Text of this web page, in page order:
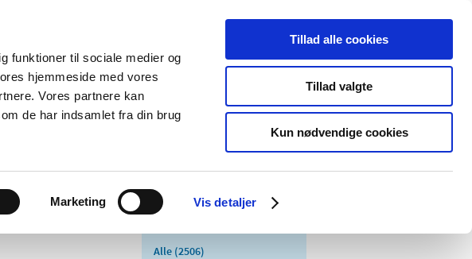
funktioner til sociale medier og
hjemmeside med vores
Vores partnere kan
de har indsamlet fra din brug
Marketing Vis detaljer
Tillad alle cookies
Tillad valgte
Kun nødvendige cookies
os Kontakt Udgivelser
og salg af
Medicinsk
Særlige
produktområder
Alle (2506)